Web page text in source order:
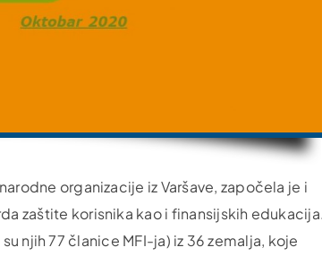
organizacije iz Varšave, započela je i
zaštite korisnika kao i finansijskih edukacija.
njih 77 članice MFI-ja) iz 36 zemalja, koje